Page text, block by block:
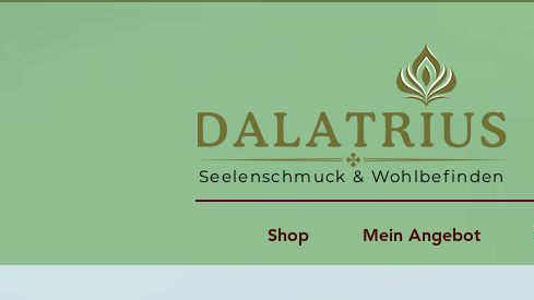
Seelenschmuck & Wohlbefinden
Shop Mein Angebot